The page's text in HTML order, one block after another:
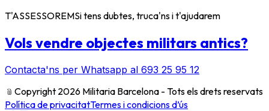
T'ASSESSOREMSi tens dubtes, truca'ns i t'ajudarem
Vols vendre objectes militars antics?
Contacta'ns per Whatsapp al 693 25 95 12
﹫ Copyright 2026 Militaria Barcelona - Tots els drets reservats
Política de privacitatTermes i condicions d’ús